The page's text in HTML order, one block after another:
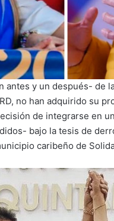
antes y un después- de
no han adquirido su
de integrarse en
bajo la tesis de
caribeño de